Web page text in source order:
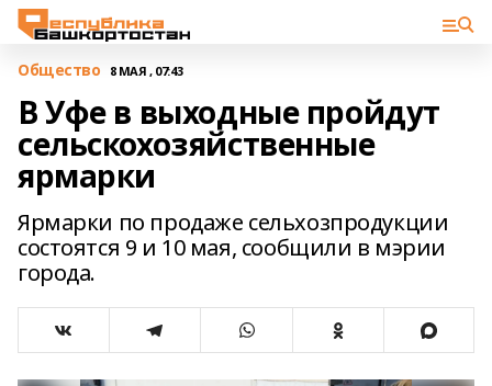
Общество 8 МАЯ , 07:43
В Уфе в выходные пройдут
сельскохозяйственные
ярмарки
Ярмарки по продаже сельхозпродукции
состоятся 9 и 10 мая, сообщили в мэрии
города.